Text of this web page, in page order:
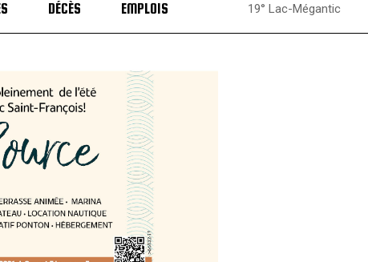
DÉCÈS EMPLOIS 19° Lac-Mégantic